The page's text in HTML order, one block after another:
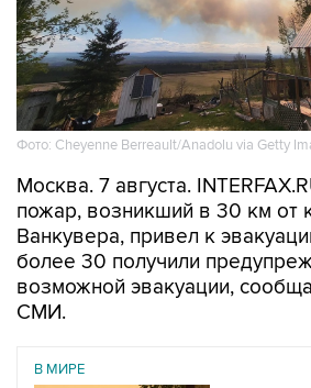
Фото: Cheyenne Berreault/Anadolu via Getty
Москва. 7 августа.
пожар, возникший в 30 км от
Ванкувера, привел к
более 30 получили
возможной эвакуации,
СМИ.
В МИРЕ